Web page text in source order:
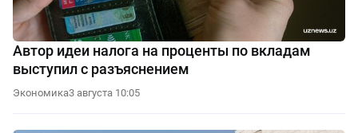
Автор идеи налога на проценты по вкладам
выступил с разъяснением
Экономика3 августа 10:05